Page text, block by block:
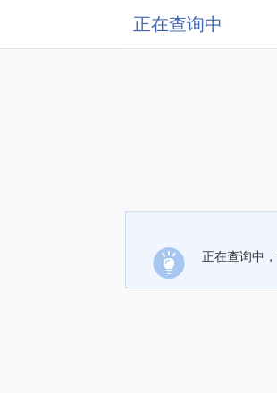
正在查询中
正在查询中